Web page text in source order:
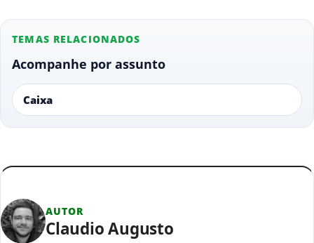
TEMAS RELACIONADOS
Acompanhe por assunto
Caixa
AUTOR
Claudio Augusto